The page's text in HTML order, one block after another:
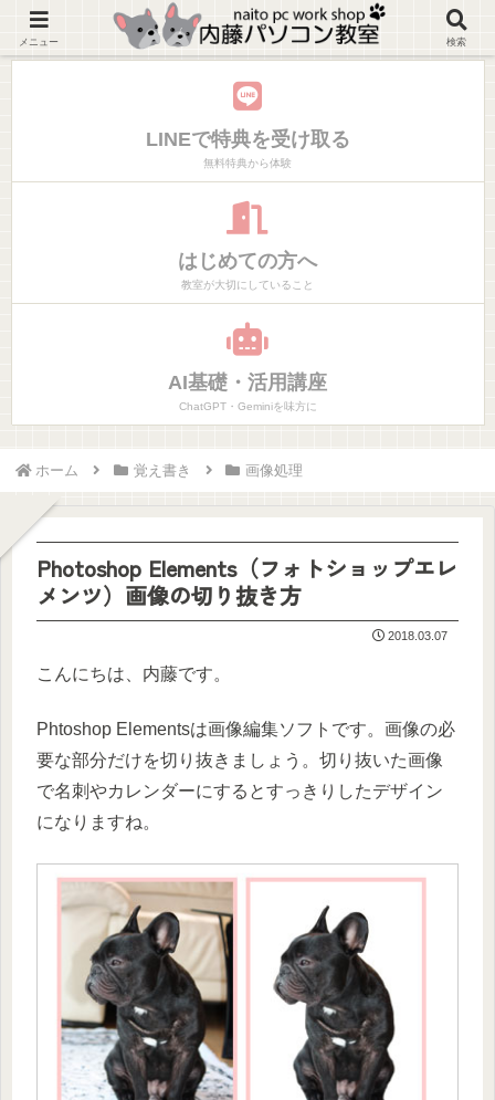
神奈川県大磯町マンツーマンでやりたいことだけ学べるパソコン教室
LINEで特典を受け取る
無料特典から体験
はじめての方へ
教室が大切にしていること
AI基礎・活用講座
ChatGPT・Geminiを味方に
ホーム 覚え書き 画像処理
Photoshop Elements（フォトショップエレ
メンツ）画像の切り抜き方
2018.03.07
こんにちは、内藤です。
Phtoshop Elementsは画像編集ソフトです。画像の必
要な部分だけを切り抜きましょう。切り抜いた画像
で名刺やカレンダーにするとすっきりしたデザイン
になりますね。
メニュー 検索